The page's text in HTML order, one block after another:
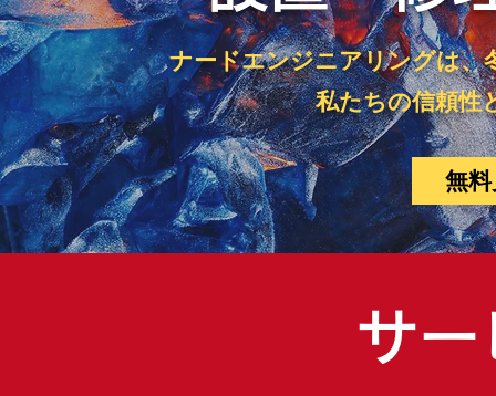
ナードエンジニアリングは、
私たちの信頼性
無
サ